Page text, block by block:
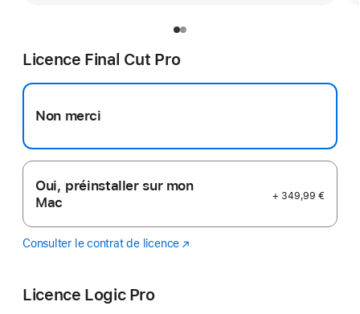
Licence Final Cut Pro
Non merci
Oui, préinstaller sur mon
Mac
+ 349,99 €
Consulter le contrat de licence Final
(s’ouvre
Licence Logic Pro